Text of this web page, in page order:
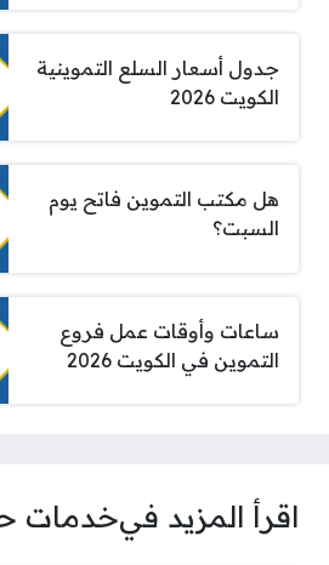
جدول أسعار السلع التموينية
الكويت 2026
هل مكتب التموين فاتح يوم
السبت؟
ساعات وأوقات عمل فروع
التموين في الكويت 2026
اقرأ المزيد فيخدمات